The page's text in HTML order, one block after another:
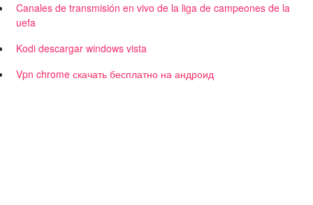
Canales de transmisión en vivo de la liga de campeones de la
uefa
Kodi descargar windows vista
Vpn chrome скачать бесплатно на андроид